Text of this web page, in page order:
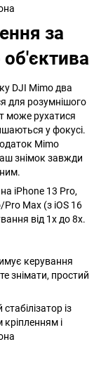
за
DJI Mimo два
для розумнішого
може рухатися
у фокусі.
Mimo
знімок завжди
iPhone 13 Pro,
Pro Max (з iOS 16
від 1x до 8x.
керування
знімати, простий